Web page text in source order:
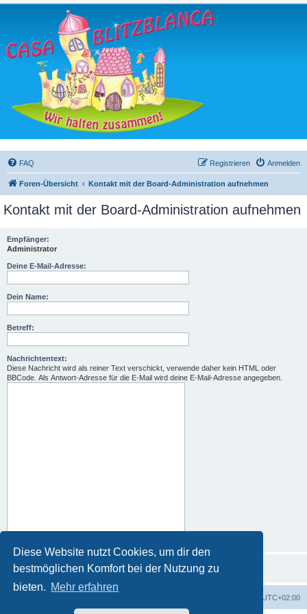
Diese Website nutzt Cookies, um dir den
bestmöglichen Komfort bei der Nutzung zu
bieten. Mehr erfahren
FAQ Anmelden
Registrieren
Foren-Übersicht Kontakt mit der Board-Administration aufnehmen
Kontakt mit der Board-Administration aufnehmen
Empfänger:
Administrator
Deine E-Mail-Adresse:
Dein Name:
Betreff:
Nachrichtentext:
Diese Nachricht wird als reiner Text verschickt, verwende daher kein HTML oder
BBCode. Als Antwort-Adresse für die E-Mail wird deine E-Mail-Adresse angegeben.
UTC+02:00